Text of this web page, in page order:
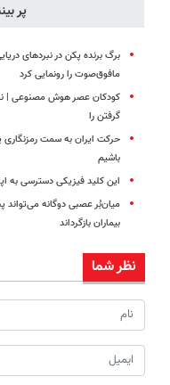
پر
برگ برنده پکن در نبردهای
مافوق‌صوت را رونمایی کرد
کودکان عصر هوش مصنوعی |
گرفتن را
حرکت ایران به سمت رمزنگاری
باشیم
این کلید فیزیکی دسترسی به
میان‌بُر عصبی دوگانه
بیماران بازگرداند
نظر شما